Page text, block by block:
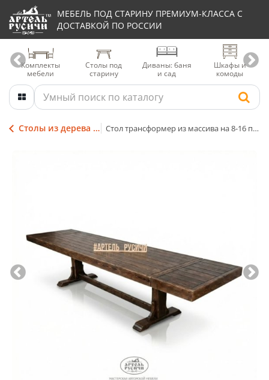
МЕБЕЛЬ ПОД СТАРИНУ ПРЕМИУМ-КЛАССА С
ДОСТАВКОЙ ПО РОССИИ
Комплекты
мебели
Столы под
старину
Диваны: баня
и сад
Шкафы и
комоды
Столы из дерева под старину Стол трансформер из массива на 8-16 персон «Белгородский»